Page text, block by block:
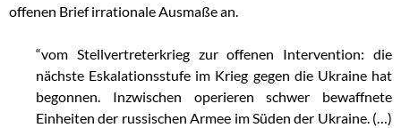
offenen Brief irrationale Ausmaße an.
“vom Stellvertreterkrieg zur offenen Intervention: die
nächste Eskalationsstufe im Krieg gegen die Ukraine hat
begonnen. Inzwischen operieren schwer bewaffnete
Einheiten der russischen Armee im Süden der Ukraine. (…)